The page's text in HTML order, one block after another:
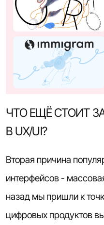
ЧТО ЕЩЁ СТОИТ
В UX/UI?
Вторая причина
интерфейсов -
назад мы пришли к
цифровых продуктов